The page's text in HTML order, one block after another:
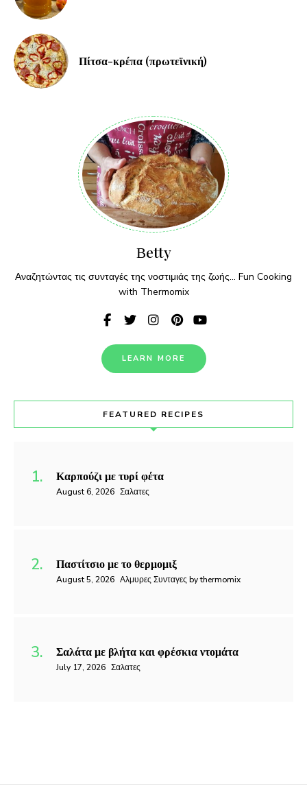
Πίτσα-κρέπα (πρωτεϊνική)
Βetty
Αναζητώντας τις συνταγές της νοστιμιάς της ζωής... Fun Cooking
with Thermomix
LEARN MORE
FEATURED RECIPES
Καρπούζι με τυρί φέτα
August 6, 2026 Σαλατες
Παστίτσιο με το θερμομιξ
August 5, 2026 Αλμυρες Συνταγες by thermomix
Σαλάτα με βλήτα και φρέσκια ντομάτα
July 17, 2026 Σαλατες